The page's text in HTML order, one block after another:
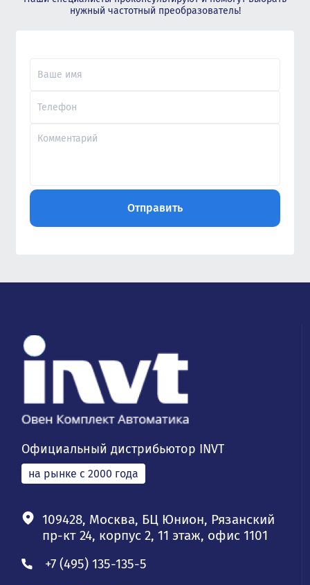
нужный частотный преобразователь!
Официальный дистрибьютор INVT
на рынке с 2000 года
109428, Москва, БЦ Юнион, Рязанский
пр-кт 24, корпус 2, 11 этаж, офис 1101
+7 (495) 135-135-5